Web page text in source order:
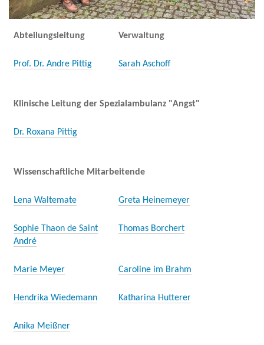
Abteilungsleitung Verwaltung
Prof. Dr. Andre Pittig Sarah Aschoff
Klinische Leitung der Spezialambulanz "Angst"
Dr. Roxana Pittig
Wissenschaftliche Mitarbeitende
Lena Waltemate Greta Heinemeyer
Sophie Thaon de Saint
André
Thomas Borchert
Marie Meyer Caroline im Brahm
Hendrika Wiedemann Katharina Hutterer
Anika Meißner